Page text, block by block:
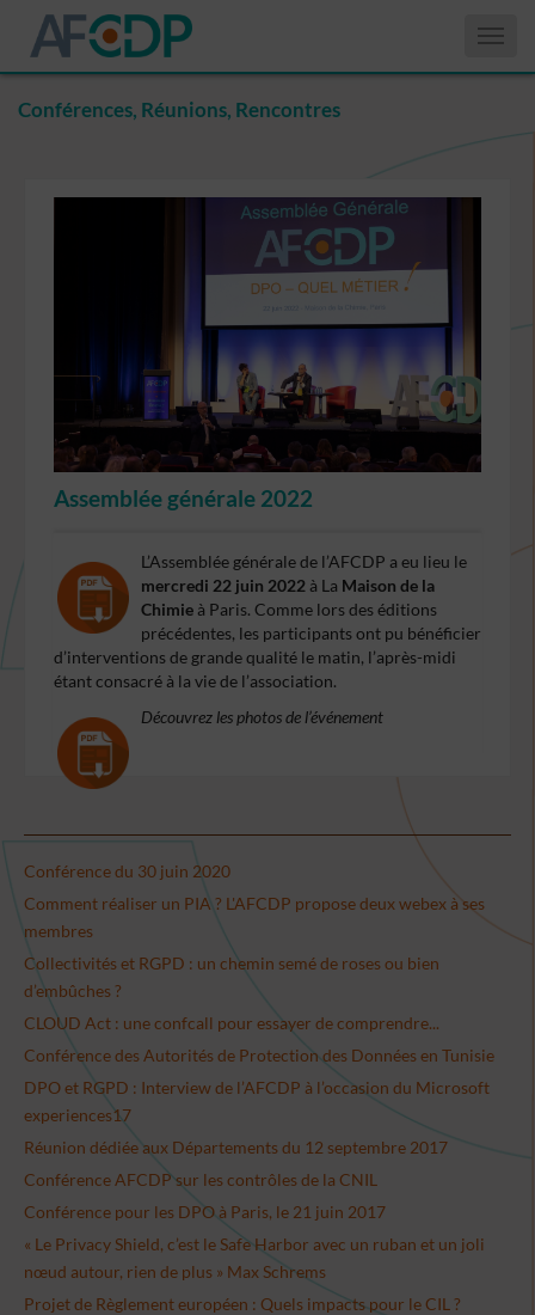
Conférences, Réunions, Rencontres
Assemblée générale 2022
L’Assemblée générale de l’AFCDP a eu lieu le
mercredi 22 juin 2022 à La Maison de la
Chimie à Paris. Comme lors des éditions
précédentes, les participants ont pu bénéficier
d’interventions de grande qualité le matin, l’après-midi
étant consacré à la vie de l’association.
Découvrez les photos de l’événement
Conférence du 30 juin 2020
Comment réaliser un PIA ? L'AFCDP propose deux webex à ses
membres
Collectivités et RGPD : un chemin semé de roses ou bien
d’embûches ?
CLOUD Act : une confcall pour essayer de comprendre...
Conférence des Autorités de Protection des Données en Tunisie
DPO et RGPD : Interview de l’AFCDP à l’occasion du Microsoft
experiences17
Réunion dédiée aux Départements du 12 septembre 2017
Conférence AFCDP sur les contrôles de la CNIL
Conférence pour les DPO à Paris, le 21 juin 2017
« Le Privacy Shield, c’est le Safe Harbor avec un ruban et un joli
nœud autour, rien de plus » Max Schrems
Projet de Règlement européen : Quels impacts pour le CIL ?